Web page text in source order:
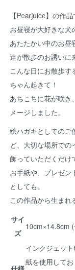
【Pearjuice】の作品
お昼寝が大好きな犬
あたたかい中のお昼
達が散歩のお誘いに
こんな日にお散歩す
ちゃん起きて！
あちこちに花が咲き
メージしました。
絵ハガキとしてのご
ど、大切な場所での
飾っていただくだけ
お手紙や、プレゼン
としても。
この作品から生まれ
サイ
ズ
10cm×14.8cm
インクジェッ
紙を使用してお